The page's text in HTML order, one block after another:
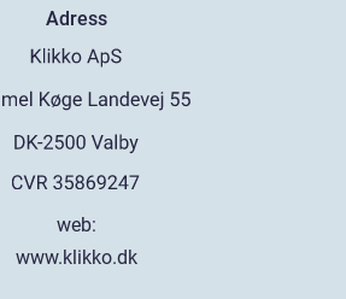
Adress
web:
www.klikko.dk